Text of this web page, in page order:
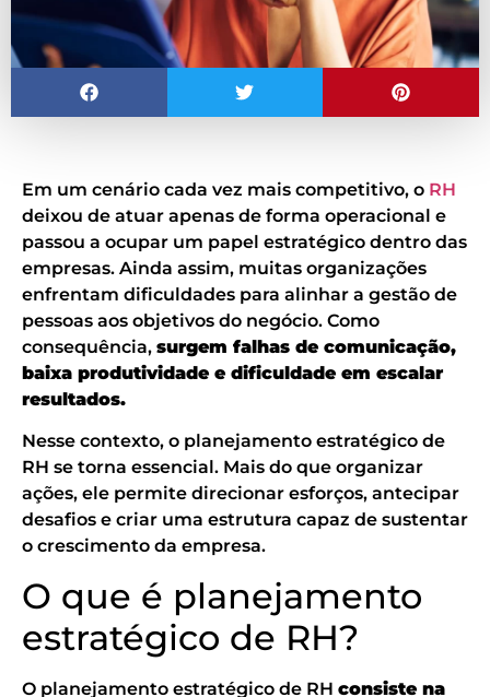
Em um cenário cada vez mais competitivo, o RH
deixou de atuar apenas de forma operacional e
passou a ocupar um papel estratégico dentro das
empresas. Ainda assim, muitas organizações
enfrentam dificuldades para alinhar a gestão de
pessoas aos objetivos do negócio. Como
consequência, surgem falhas de comunicação,
baixa produtividade e dificuldade em escalar
resultados.
Nesse contexto, o planejamento estratégico de
RH se torna essencial. Mais do que organizar
ações, ele permite direcionar esforços, antecipar
desafios e criar uma estrutura capaz de sustentar
o crescimento da empresa.
O que é planejamento
estratégico de RH?
O planejamento estratégico de RH consiste na